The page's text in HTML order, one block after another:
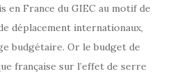
en France du GIEC au motif de
déplacement internationaux,
budgétaire. Or le budget de
française sur l’effet de serre